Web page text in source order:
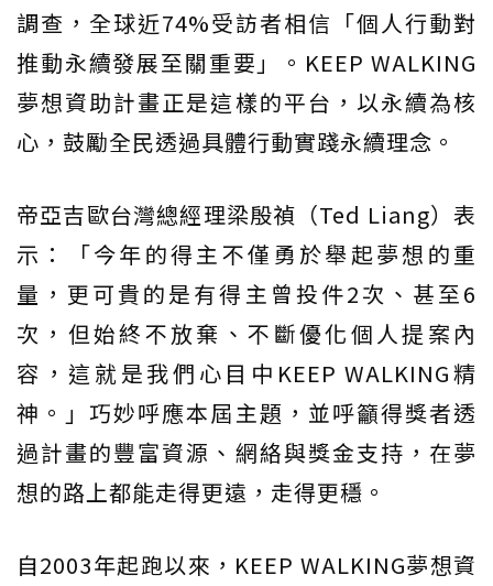
調查，全球近74%受訪者相信「個人行動對
推動永續發展至關重要」。KEEP WALKING
夢想資助計畫正是這樣的平台，以永續為核
心，鼓勵全民透過具體行動實踐永續理念。
帝亞吉歐台灣總經理梁殷禎（Ted Liang）表
示：「今年的得主不僅勇於舉起夢想的重
量，更可貴的是有得主曾投件2次、甚至6
次，但始終不放棄、不斷優化個人提案內
容，這就是我們心目中KEEP WALKING精
神。」巧妙呼應本屆主題，並呼籲得獎者透
過計畫的豐富資源、網絡與獎金支持，在夢
想的路上都能走得更遠，走得更穩。
自2003年起跑以來，KEEP WALKING夢想資